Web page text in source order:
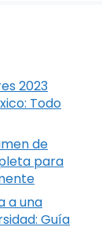
2023
Todo
de
para
a una
Guía